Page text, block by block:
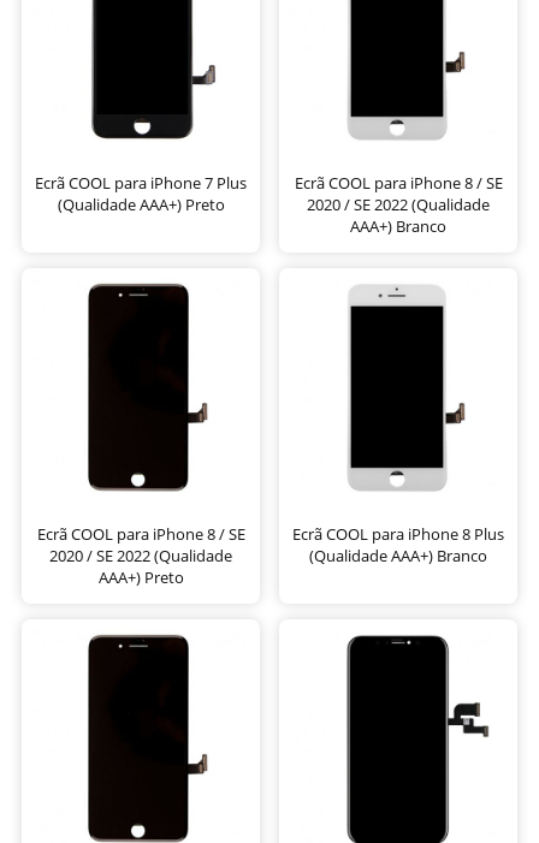
Ecrã COOL para iPhone 7 Plus
(Qualidade AAA+) Preto
Ecrã COOL para iPhone 8 / SE
2020 / SE 2022 (Qualidade
AAA+) Branco
Ecrã COOL para iPhone 8 / SE
2020 / SE 2022 (Qualidade
AAA+) Preto
Ecrã COOL para iPhone 8 Plus
(Qualidade AAA+) Branco